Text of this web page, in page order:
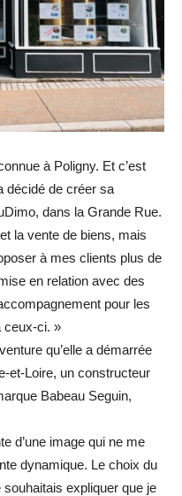
à Poligny. Et c’est
décidé de créer sa
dans la Grande Rue.
la vente de biens, mais
à mes clients plus de
en relation avec des
pour les
ceux-ci. »
qu’elle a démarrée
et-Loire, un constructeur
Babeau Seguin,
d’une image qui ne me
dynamique. Le choix du
expliquer que je